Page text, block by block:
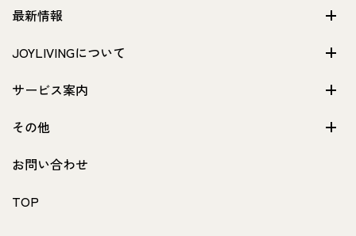
最新情報
JOYLIVINGについて
サービス案内
その他
お問い合わせ
TOP